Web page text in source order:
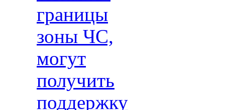
границы
зоны ЧС,
могут
получить
поддержку